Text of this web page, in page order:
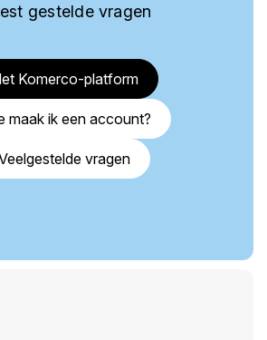
gestelde vragen
Komerco-platform
maak ik een account?
vragen